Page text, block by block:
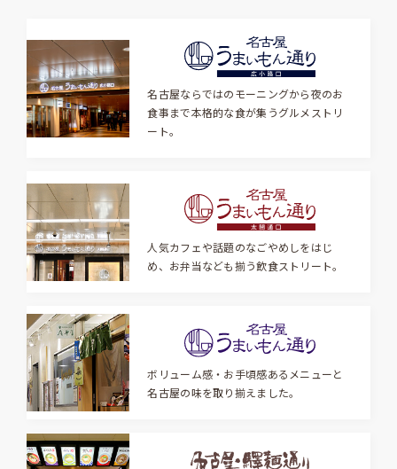
名古屋ならではのモーニングから夜のお
食事まで本格的な食が集うグルメストリ
ート。
人気カフェや話題のなごやめしをはじ
め、お弁当なども揃う飲食ストリート。
ボリューム感・お手頃感あるメニューと
名古屋の味を取り揃えました。